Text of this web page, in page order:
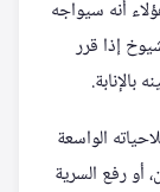
أنه سيواجه
إذا قرر
الواسعة
أو رفع السرية